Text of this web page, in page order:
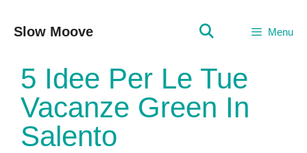
Slow Moove Menu
5 Idee Per Le Tue
Vacanze Green In
Salento